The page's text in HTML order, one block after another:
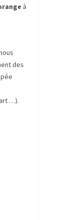
à
des
…).